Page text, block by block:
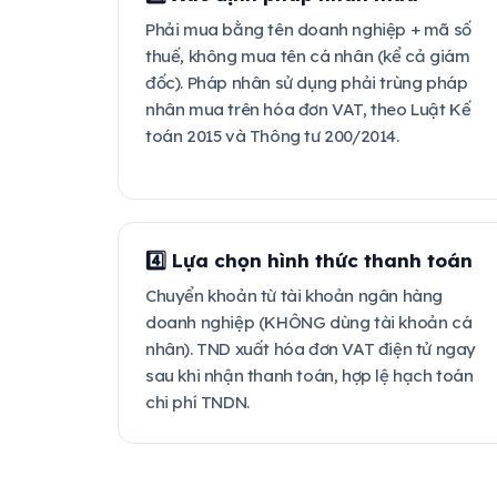
Phải mua bằng tên doanh nghiệp + mã số
thuế, không mua tên cá nhân (kể cả giám
đốc). Pháp nhân sử dụng phải trùng pháp
nhân mua trên hóa đơn VAT, theo Luật Kế
toán 2015 và Thông tư 200/2014.
4️⃣ Lựa chọn hình thức thanh toán
Chuyển khoản từ tài khoản ngân hàng
doanh nghiệp (KHÔNG dùng tài khoản cá
nhân). TND xuất hóa đơn VAT điện tử ngay
sau khi nhận thanh toán, hợp lệ hạch toán
chi phí TNDN.